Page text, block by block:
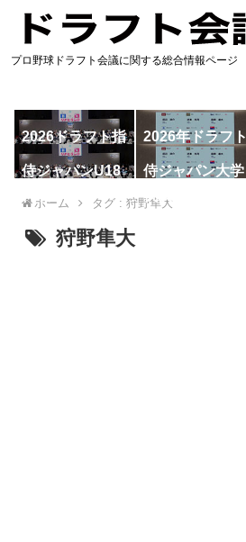
プロ野球ドラフト会議に関する総合情報ページ
2026ドラフト指
名予想
2026年ドラフト
候補
侍ジャパンU18
代表
侍ジャパン大学
代表
ホーム タグ : 狩野隼大
狩野隼大